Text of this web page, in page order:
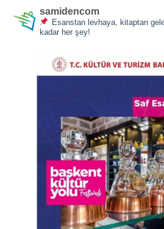
samidencom
Esanstan levhaya, kitaptan
kadar her şey!